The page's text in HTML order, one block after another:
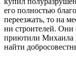
его полностью
переезжать, то на
ни строителей. Они
приютили Михаила
найти